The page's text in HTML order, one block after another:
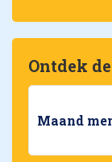
Ontdek
Maand